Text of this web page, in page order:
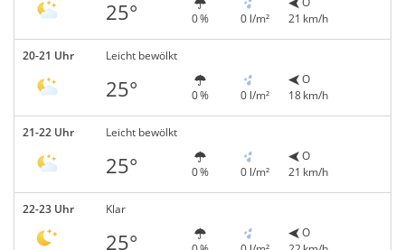
25° 0 % 0 l/m²
21 km/h
20-21 Uhr Leicht bewölkt
25° 0 % 0 l/m²
O
18 km/h
21-22 Uhr Leicht bewölkt
25° 0 % 0 l/m²
O
21 km/h
22-23 Uhr Klar
25°
O